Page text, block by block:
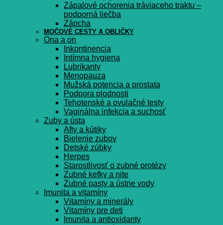
Zápalové ochorenia tráviaceho traktu –
podporná liečba
Zápcha
MOČOVÉ CESTY A OBLIČKY
Ona a on
Inkontinencia
Intímna hygiena
Lubrikanty
Menopauza
Mužská potencia a prostata
Podpora plodnosti
Tehotenské a ovulačné testy
Vaginálna infekcia a suchosť
Zuby a ústa
Afty a kútiky
Bielenie zubov
Detské zúbky
Herpes
Starostlivosť o zubné protézy
Zubné kefky a nite
Zubné pasty a ústne vody
Imunita a vitamíny
Vitamíny a minerály
Vitamíny pre deti
Imunita a antioxidanty